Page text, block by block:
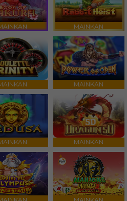
MAINKAN
MAINKAN
MAINKAN